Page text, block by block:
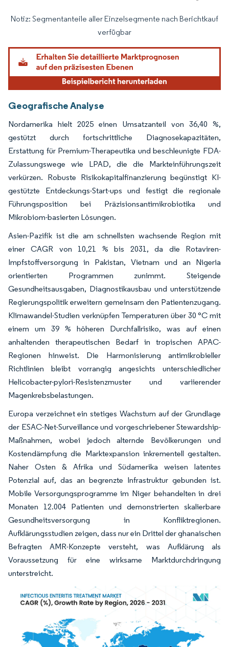
Bild © Mordor Intelligence. Wiederverwendung erfordert Namensnennung gemäß
Notiz: Segmentanteile aller Einzelsegmente nach Berichtkauf
verfügbar
Geografische Analyse
Nordamerika hielt 2025 einen Umsatzanteil von 36,40 %,
gestützt durch fortschrittliche Diagnosekapazitäten,
Erstattung für Premium-Therapeutika und beschleunigte FDA-
Zulassungswege wie LPAD, die die Markteinführungszeit
verkürzen. Robuste Risikokapitalfinanzierung begünstigt KI-
gestützte Entdeckungs-Start-ups und festigt die regionale
Führungsposition bei Präzisionsantimikrobiotika und
Mikrobiom-basierten Lösungen.
Asien-Pazifik ist die am schnellsten wachsende Region mit
einer CAGR von 10,21 % bis 2031, da die Rotaviren-
Impfstoffversorgung in Pakistan, Vietnam und an Nigeria
orientierten Programmen zunimmt. Steigende
Gesundheitsausgaben, Diagnostikausbau und unterstützende
Regierungspolitik erweitern gemeinsam den Patientenzugang.
Klimawandel-Studien verknüpfen Temperaturen über 30 °C mit
einem um 39 % höheren Durchfallrisiko, was auf einen
anhaltenden therapeutischen Bedarf in tropischen APAC-
Regionen hinweist. Die Harmonisierung antimikrobieller
Richtlinien bleibt vorrangig angesichts unterschiedlicher
Helicobacter-pylori-Resistenzmuster und variierender
Magenkrebsbelastungen.
Europa verzeichnet ein stetiges Wachstum auf der Grundlage
der ESAC-Net-Surveillance und vorgeschriebener Stewardship-
Maßnahmen, wobei jedoch alternde Bevölkerungen und
Kostendämpfung die Marktexpansion inkrementell gestalten.
Naher Osten & Afrika und Südamerika weisen latentes
Potenzial auf, das an begrenzte Infrastruktur gebunden ist.
Mobile Versorgungsprogramme im Niger behandelten in drei
Monaten 12.004 Patienten und demonstrierten skalierbare
Gesundheitsversorgung in Konfliktregionen.
Aufklärungsstudien zeigen, dass nur ein Drittel der ghanaischen
Befragten AMR-Konzepte versteht, was Aufklärung als
Voraussetzung für eine wirksame Marktdurchdringung
unterstreicht.